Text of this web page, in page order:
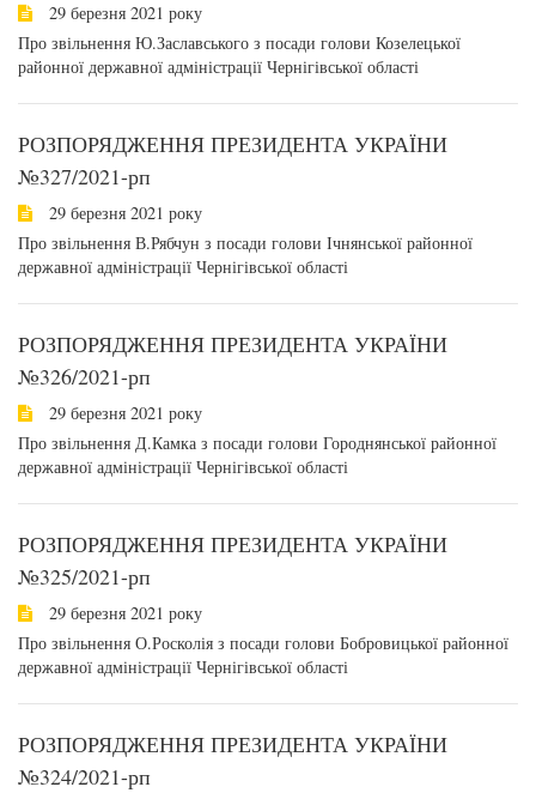
29 березня 2021 року
Про звільнення Ю.Заславського з посади голови Козелецької
районної державної адміністрації Чернігівської області
РОЗПОРЯДЖЕННЯ ПРЕЗИДЕНТА УКРАЇНИ
№327/2021-рп
29 березня 2021 року
Про звільнення В.Рябчун з посади голови Ічнянської районної
державної адміністрації Чернігівської області
РОЗПОРЯДЖЕННЯ ПРЕЗИДЕНТА УКРАЇНИ
№326/2021-рп
29 березня 2021 року
Про звільнення Д.Камка з посади голови Городнянської районної
державної адміністрації Чернігівської області
РОЗПОРЯДЖЕННЯ ПРЕЗИДЕНТА УКРАЇНИ
№325/2021-рп
29 березня 2021 року
Про звільнення О.Росколія з посади голови Бобровицької районної
державної адміністрації Чернігівської області
РОЗПОРЯДЖЕННЯ ПРЕЗИДЕНТА УКРАЇНИ
№324/2021-рп